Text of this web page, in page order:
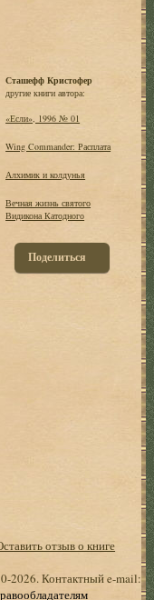
Сташефф Кристофер
другие книги автора:
«Если», 1996 № 01
Wing Commander: Расплата
Алхимик и колдунья
Вечная жизнь святого
Видикона Катодного
Поделиться
отзыв о книге
2026. Контактный e-mail: